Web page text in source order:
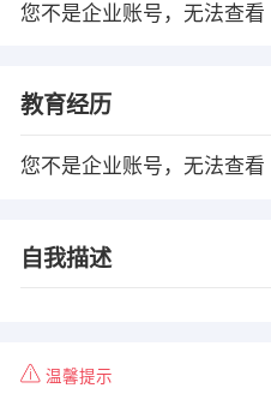
您不是企业账号，无法查看
教育经历
您不是企业账号，无法查看
自我描述
温馨提示